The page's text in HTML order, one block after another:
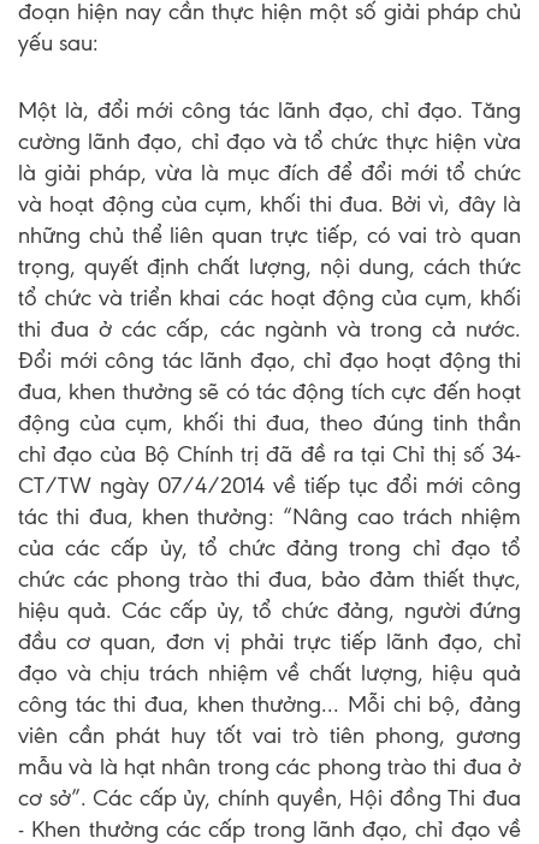
đoạn hiện nay cần thực hiện một số giải pháp chủ
yếu sau:
Một là, đổi mới công tác lãnh đạo, chỉ đạo. Tăng
cường lãnh đạo, chỉ đạo và tổ chức thực hiện vừa
là giải pháp, vừa là mục đích để đổi mới tổ chức
và hoạt động của cụm, khối thi đua. Bởi vì, đây là
những chủ thể liên quan trực tiếp, có vai trò quan
trọng, quyết định chất lượng, nội dung, cách thức
tổ chức và triển khai các hoạt động của cụm, khối
thi đua ở các cấp, các ngành và trong cả nước.
Đổi mới công tác lãnh đạo, chỉ đạo hoạt động thi
đua, khen thưởng sẽ có tác động tích cực đến hoạt
động của cụm, khối thi đua, theo đúng tinh thần
chỉ đạo của Bộ Chính trị đã đề ra tại Chỉ thị số 34-
CT/TW ngày 07/4/2014 về tiếp tục đổi mới công
tác thi đua, khen thưởng: “Nâng cao trách nhiệm
của các cấp ủy, tổ chức đảng trong chỉ đạo tổ
chức các phong trào thi đua, bảo đảm thiết thực,
hiệu quả. Các cấp ủy, tổ chức đảng, người đứng
đầu cơ quan, đơn vị phải trực tiếp lãnh đạo, chỉ
đạo và chịu trách nhiệm về chất lượng, hiệu quả
công tác thi đua, khen thưởng... Mỗi chi bộ, đảng
viên cần phát huy tốt vai trò tiên phong, gương
mẫu và là hạt nhân trong các phong trào thi đua ở
cơ sở”. Các cấp ủy, chính quyền, Hội đồng Thi đua
- Khen thưởng các cấp trong lãnh đạo, chỉ đạo về